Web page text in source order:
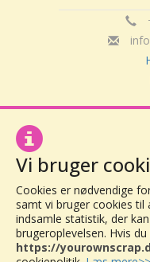
Vor
Vi bruger
Cookies er nødvendige
samt vi bruger cookies til
indsamle statistik, der
brugeroplevelsen. Hvis
https://